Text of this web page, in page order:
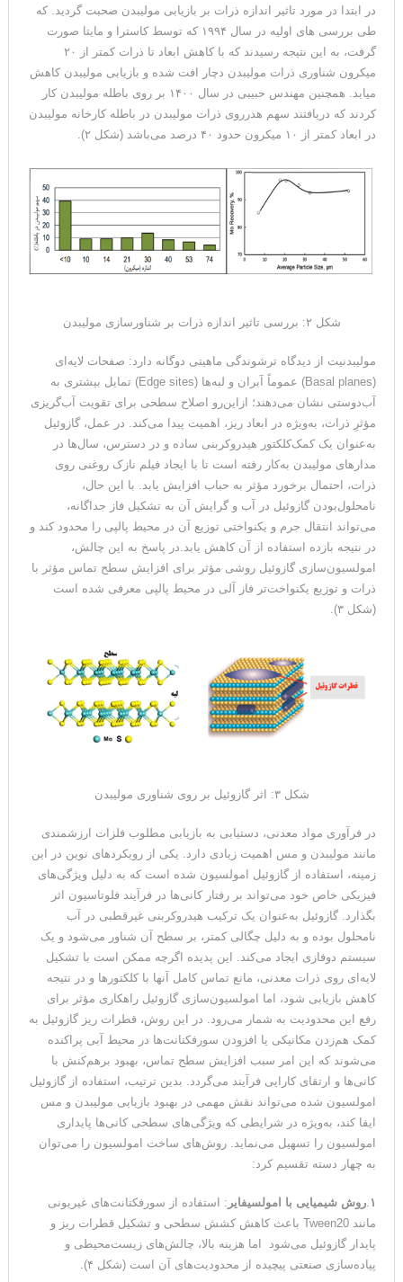
در ابتدا در مورد تاثیر اندازه ذرات بر بازیابی مولیبدن صحبت گردید. که
طی بررسی های اولیه در سال ۱۹۹۴ که توسط کاسترا و مایتا صورت
گرفت، به این نتیجه رسیدند که با کاهش ابعاد تا ذرات کمتر از ۲۰
میکرون شناوری ذرات مولیبدن دچار افت شده و بازیابی مولیبدن کاهش
میابد. همچنین مهندس حبیبی در سال ۱۴۰۰ بر روی باطله مولیبدن کار
کردند که دریافتند سهم هدرروی ذرات مولیبدن در باطله کارخانه مولیبدن
در ابعاد کمتر از ۱۰ میکرون حدود ۴۰ درصد می‌باشد (شکل ۲).
شکل ۲: بررسی تاثیر اندازه ذرات بر شناورسازی مولیبدن
مولیبدنیت از دیدگاه ترشوندگی ماهیتی دوگانه دارد: صفحات لایه‌ای
(Basal planes) عموماً آبران و لبه‌ها (Edge sites) تمایل بیشتری به
آب‌دوستی نشان می‌دهند؛ ازاین‌رو اصلاح سطحی برای تقویت آب‌گریزی
مؤثرِ ذرات، به‌ویژه در ابعاد ریز، اهمیت پیدا می‌کند. در عمل، گازوئیل
به‌عنوان یک کمک‌کلکتور هیدروکربنی ساده و در دسترس، سال‌ها در
مدارهای مولیبدن به‌کار رفته است تا با ایجاد فیلم نازک روغنی روی
ذرات، احتمال برخورد مؤثر به حباب افزایش یابد. با این حال،
نامحلول‌بودن گازوئیل در آب و گرایش آن به تشکیل فاز جداگانه،
می‌تواند انتقال جرم و یکنواختی توزیع آن در محیط پالپی را محدود کند و
در نتیجه بازده استفاده از آن کاهش یابد.در پاسخ به این چالش،
امولسیون‌سازی گازوئیل روشی مؤثر برای افزایش سطح تماس مؤثر با
ذرات و توزیع یکنواخت‌تر فاز آلی در محیط پالپی معرفی شده است
(شکل ۳).
شکل ۳: اثر گازوئیل بر روی شناوری مولیبدن
در فرآوری مواد معدنی، دستیابی به بازیابی مطلوب فلزات ارزشمندی
مانند مولیبدن و مس اهمیت زیادی دارد. یکی از رویکردهای نوین در این
زمینه، استفاده از گازوئیل امولسیون شده است که به دلیل ویژگی‌های
فیزیکی خاص خود می‌تواند بر رفتار کانی‌ها در فرآیند فلوتاسیون اثر
بگذارد. گازوئیل به‌عنوان یک ترکیب هیدروکربنی غیرقطبی در آب
نامحلول بوده و به دلیل چگالی کمتر، بر سطح آن شناور می‌شود و یک
سیستم دوفازی ایجاد می‌کند. این پدیده اگرچه ممکن است با تشکیل
لایه‌ای روی ذرات معدنی، مانع تماس کامل آنها با کلکتورها و در نتیجه
کاهش بازیابی شود، اما امولسیون‌سازی گازوئیل راهکاری مؤثر برای
رفع این محدودیت به شمار می‌رود. در این روش، قطرات ریز گازوئیل به
کمک هم‌زدن مکانیکی یا افزودن سورفکتانت‌ها در محیط آبی پراکنده
می‌شوند که این امر سبب افزایش سطح تماس، بهبود برهم‌کنش با
کانی‌ها و ارتقای کارایی فرآیند می‌گردد. بدین ترتیب، استفاده از گازوئیل
امولسیون شده می‌تواند نقش مهمی در بهبود بازیابی مولیبدن و مس
ایفا کند، به‌ویژه در شرایطی که ویژگی‌های سطحی کانی‌ها پایداری
امولسیون را تسهیل می‌نماید. روش‌های ساخت امولسیون را می‌توان
به چهار دسته تقسیم کرد:
۱ روش شیمیایی با امولسیفایر : استفاده از سورفکتانت‌های غیریونی
مانند Tween20 باعث کاهش کشش سطحی و تشکیل قطرات ریز و
پایدار گازوئیل می‌شود اما هزینه بالا، چالش‌های زیست‌محیطی و
پیاده‌سازی صنعتی پیچیده از محدودیت‌های آن است (شکل ۴).